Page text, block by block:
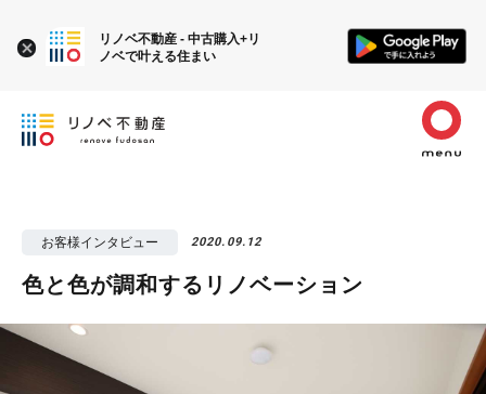
お客様インタビュー 2020.09.12
色と色が調和するリノベーション
リノベ不動産 - 中古購入+リ
ノベで叶える住まい